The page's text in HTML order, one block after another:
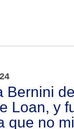
Bernini
Loan, y
que no